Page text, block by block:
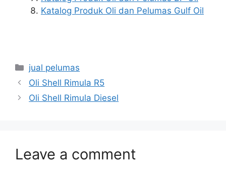
Katalog Produk Oli dan Pelumas Gulf Oil
jual pelumas
Oli Shell Rimula R5
Oli Shell Rimula Diesel
Leave a comment